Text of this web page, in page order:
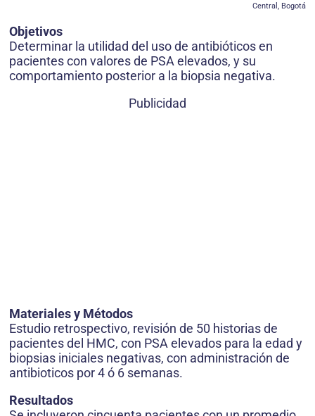
Central, Bogotá
Objetivos
Determinar la utilidad del uso de antibióticos en
pacientes con valores de PSA elevados, y su
comportamiento posterior a la biopsia negativa.
Publicidad
Materiales y Métodos
Estudio retrospectivo, revisión de 50 historias de
pacientes del HMC, con PSA elevados para la edad y
biopsias iniciales negativas, con administración de
antibioticos por 4 ó 6 semanas.
Resultados